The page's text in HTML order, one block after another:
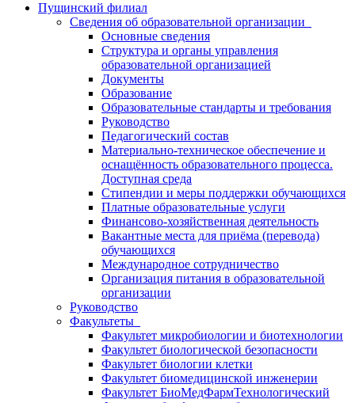
Пущинский филиал
Сведения об образовательной организации
Основные сведения
Структура и органы управления
образовательной организацией
Документы
Образование
Образовательные стандарты и требования
Руководство
Педагогический состав
Материально-техническое обеспечение и
оснащённость образовательного процесса.
Доступная среда
Стипендии и меры поддержки обучающихся
Платные образовательные услуги
Финансово-хозяйственная деятельность
Вакантные места для приёма (перевода)
обучающихся
Международное сотрудничество
Организация питания в образовательной
организации
Руководство
Факультеты
Факультет микробиологии и биотехнологии
Факультет биологической безопасности
Факультет биологии клетки
Факультет биомедицинской инженерии
Факультет БиоМедФармТехнологический